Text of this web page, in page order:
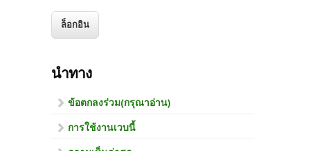
นำทาง
ข้อตกลงร่วม(กรุณาอ่าน)
การใช้งานเวบนี้